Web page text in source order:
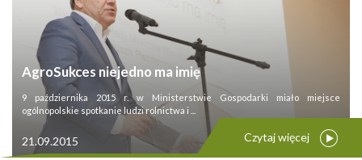
AgroSukces niejedno ma imię
9 października 2015 r. w Ministerstwie Gospodarki miało miejsce
ogólnopolskie spotkanie ludzi rolnictwa i ...
21.09.2015 Czytaj więcej